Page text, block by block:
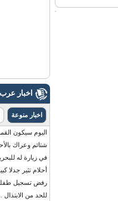
اخبار
اخبار منوعة
اليوم سيكون القمر
شتائم وعراك
في زيارة له
أحلام تثير جدلا
رفض تسجيل طفلة
للحد من الابتذال